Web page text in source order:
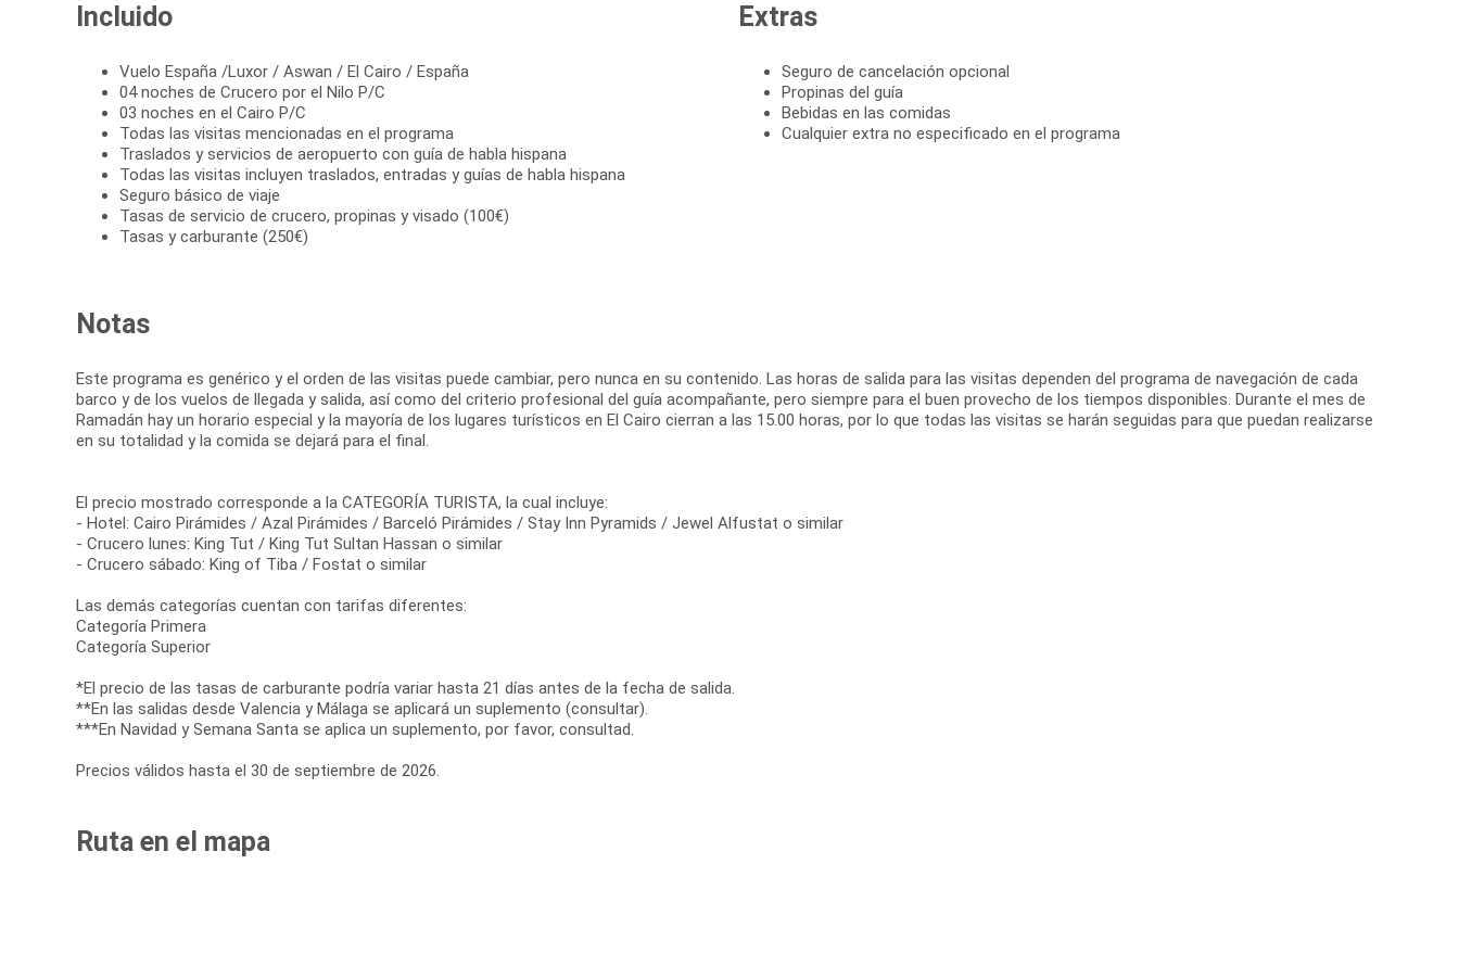
Incluido
Vuelo España /Luxor / Aswan / El Cairo / España
04 noches de Crucero por el Nilo P/C
03 noches en el Cairo P/C
Todas las visitas mencionadas en el programa
Traslados y servicios de aeropuerto con guía de habla hispana
Todas las visitas incluyen traslados, entradas y guías de habla hispana
Seguro básico de viaje
Tasas de servicio de crucero, propinas y visado (100€)
Tasas y carburante (250€)
Extras
Seguro de cancelación opcional
Propinas del guía
Bebidas en las comidas
Cualquier extra no especificado en el programa
Notas
Este programa es genérico y el orden de las visitas puede cambiar, pero nunca en su contenido. Las horas de salida para las visitas dependen del programa de navegación de cada
barco y de los vuelos de llegada y salida, así como del criterio profesional del guía acompañante, pero siempre para el buen provecho de los tiempos disponibles. Durante el mes de
Ramadán hay un horario especial y la mayoría de los lugares turísticos en El Cairo cierran a las 15.00 horas, por lo que todas las visitas se harán seguidas para que puedan realizarse
en su totalidad y la comida se dejará para el final.
El precio mostrado corresponde a la CATEGORÍA TURISTA, la cual incluye:
- Hotel: Cairo Pirámides / Azal Pirámides / Barceló Pirámides / Stay Inn Pyramids / Jewel Alfustat o similar
- Crucero lunes: King Tut / King Tut Sultan Hassan o similar
- Crucero sábado: King of Tiba / Fostat o similar
Las demás categorías cuentan con tarifas diferentes:
Categoría Primera
Categoría Superior
*El precio de las tasas de carburante podría variar hasta 21 días antes de la fecha de salida.
**En las salidas desde Valencia y Málaga se aplicará un suplemento (consultar).
***En Navidad y Semana Santa se aplica un suplemento, por favor, consultad.
Precios válidos hasta el 30 de septiembre de 2026.
Ruta en el mapa